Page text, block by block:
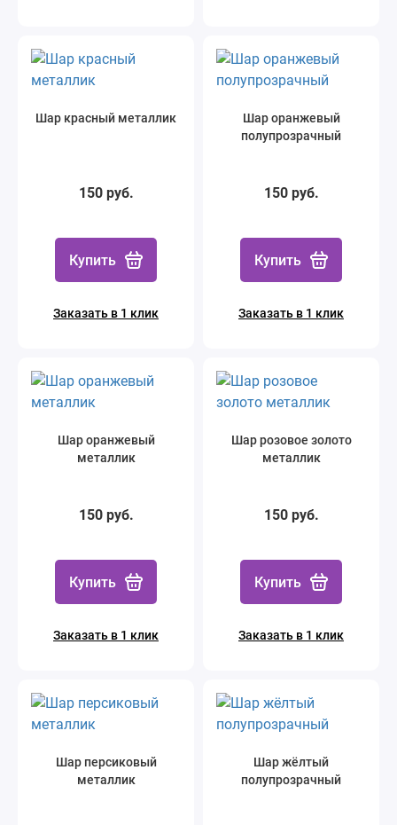
Шар красный металлик
150 руб.
Купить
Заказать в 1 клик
Шар оранжевый
полупрозрачный
150 руб.
Купить
Заказать в 1 клик
Шар оранжевый
металлик
150 руб.
Купить
Заказать в 1 клик
Шар розовое золото
металлик
150 руб.
Купить
Заказать в 1 клик
Шар персиковый
металлик
Шар жёлтый
полупрозрачный